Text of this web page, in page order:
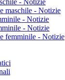
- Notizie
maschile - Notizie
- Notizie
- Notizie
femminile - Notizie